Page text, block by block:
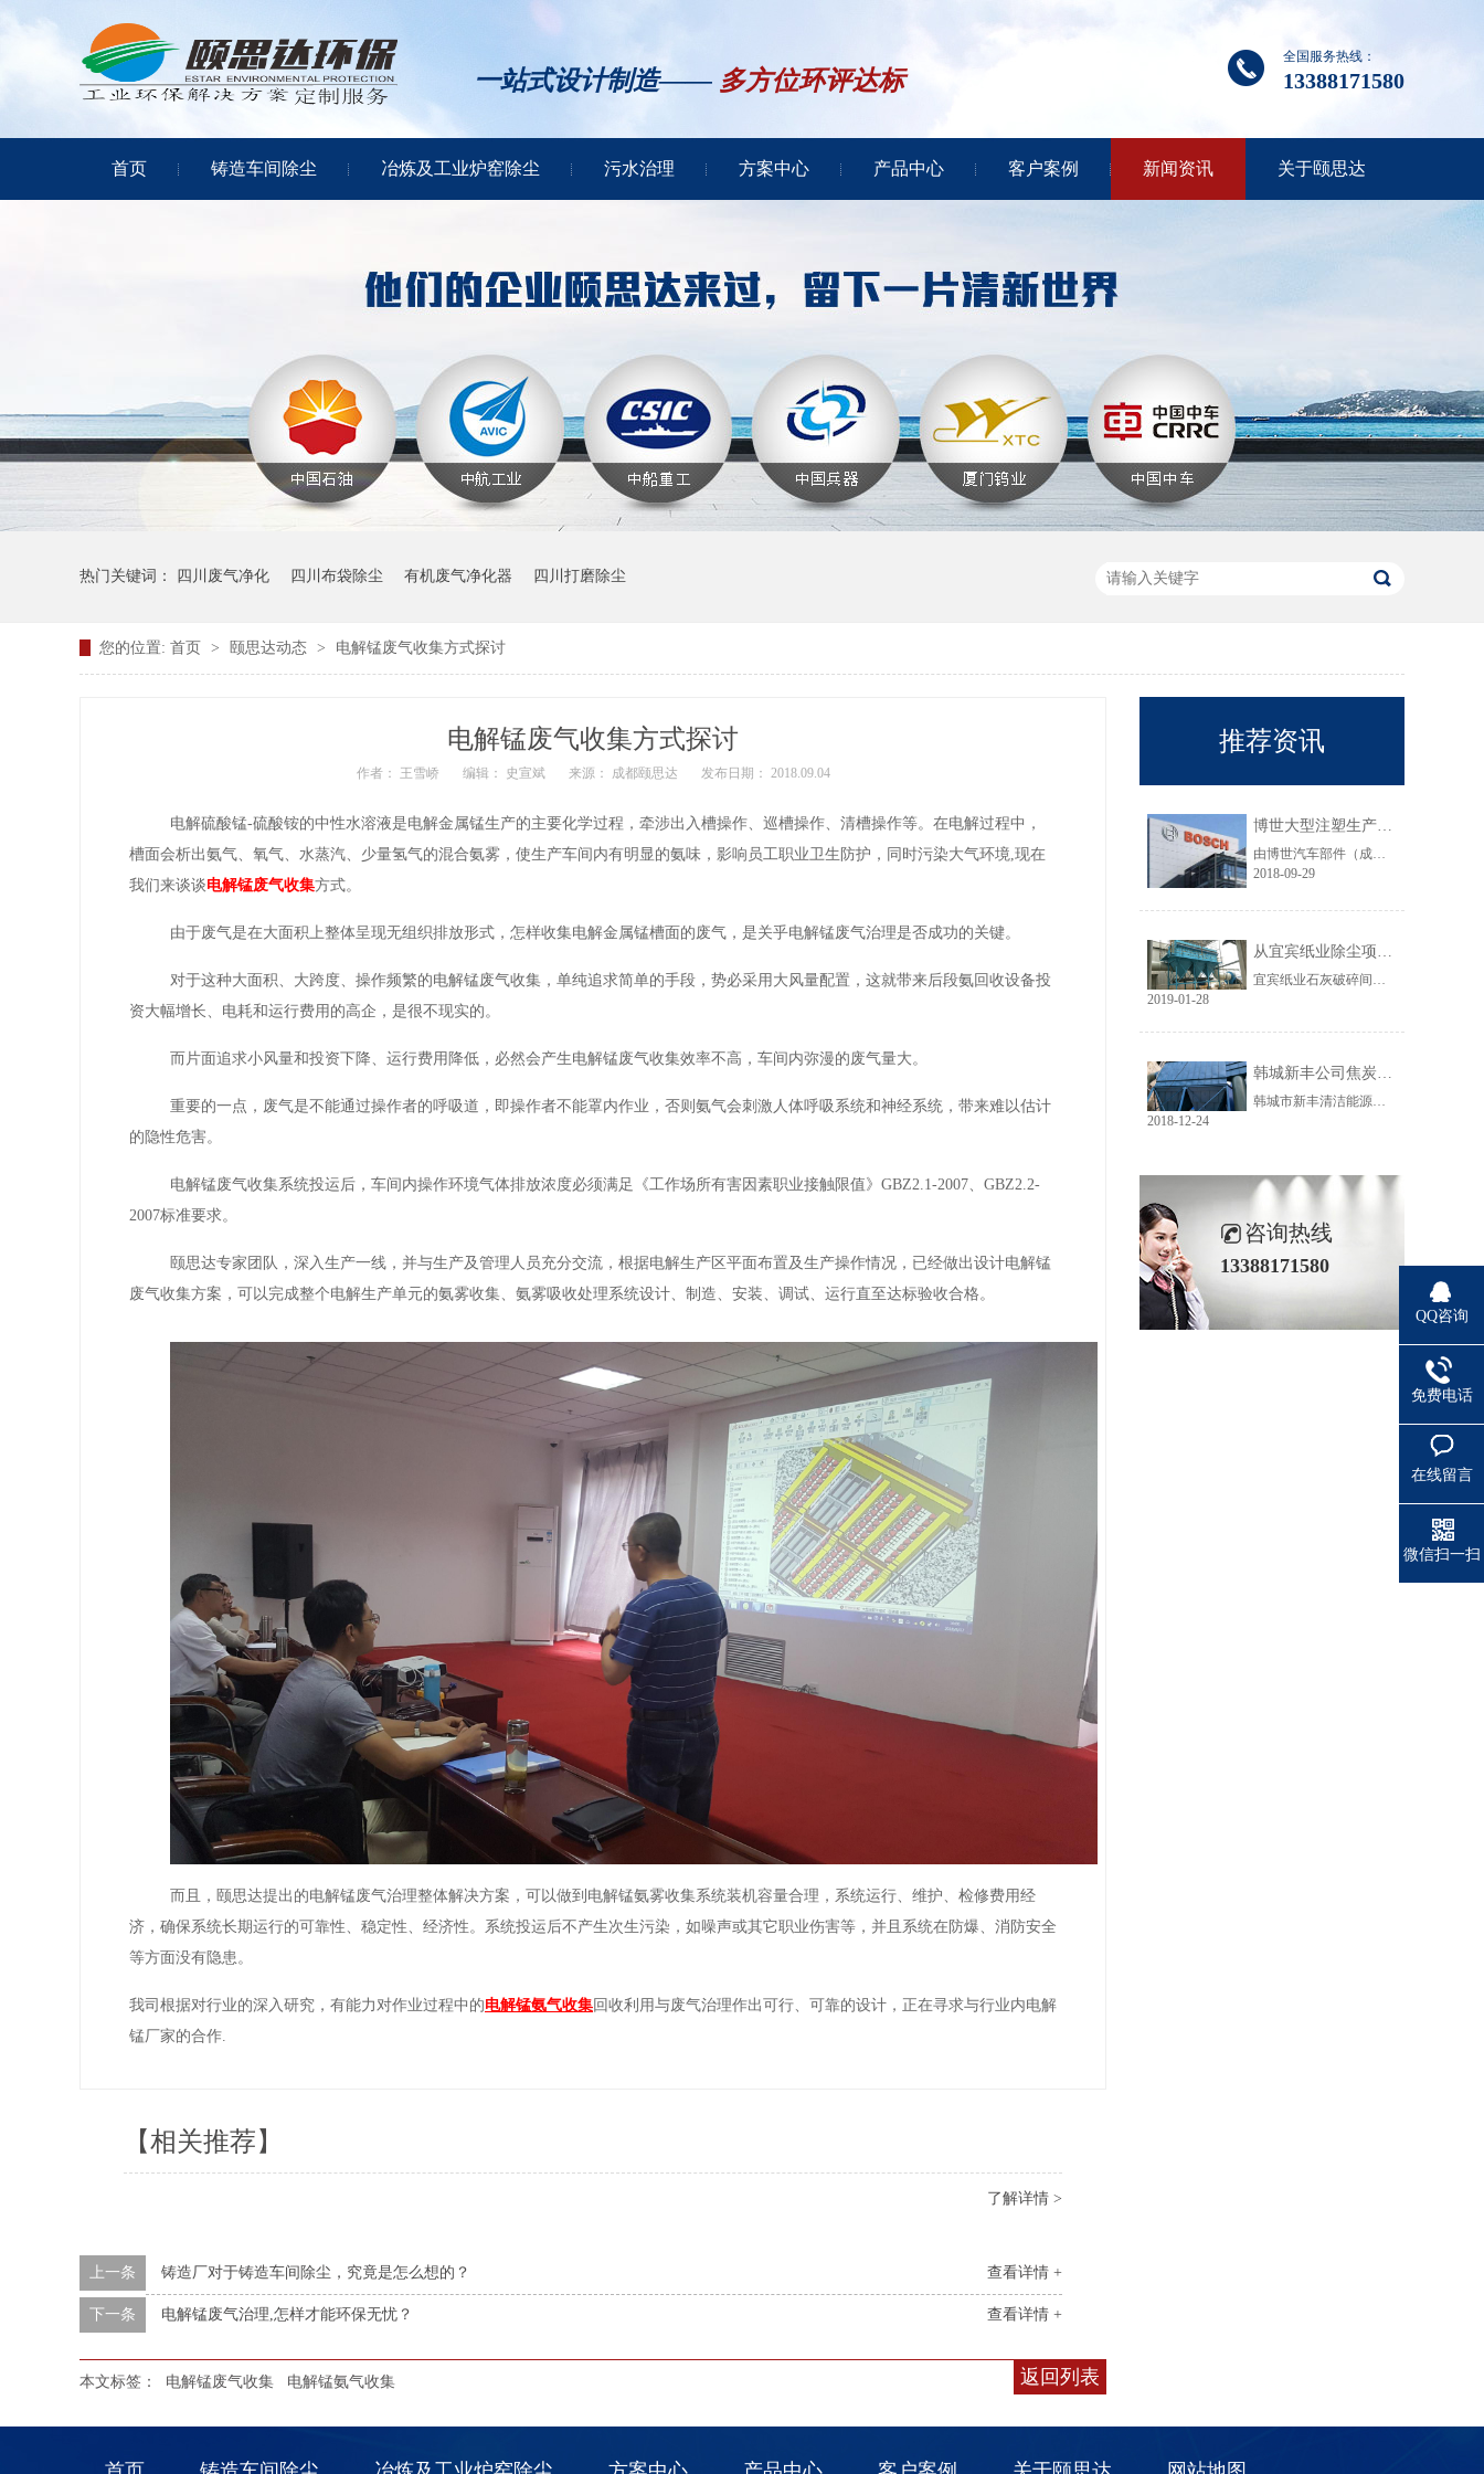
一站式设计制造—— 多方位环评达标
全国服务热线：
13388171580
首页 铸造车间除尘 冶炼及工业炉窑除尘 污水治理 方案中心 产品中心 客户案例 新闻资讯 关于颐思达
热门关键词： 四川废气净化 四川布袋除尘 有机废气净化器 四川打磨除尘
您的位置: 首页 > 颐思达动态 > 电解锰废气收集方式探讨
电解锰废气收集方式探讨
作者： 王雪峤 编辑： 史宣斌 来源： 成都颐思达 发布日期： 2018.09.04
电解硫酸锰-硫酸铵的中性水溶液是电解金属锰生产的主要化学过程，牵涉出入槽操作、巡槽操作、清槽操作等。在电解过程中，
槽面会析出氨气、氧气、水蒸汽、少量氢气的混合氨雾，使生产车间内有明显的氨味， 影响员工职业卫生防护，同时污染大气环境,现在
我们来谈谈电解锰废气收集方式。
由于废气是在大面积上整体呈现无组织排放形式，怎样收集电解金属锰槽面的废气，是关乎电解锰废气治理是否成功的关键。
对于这种大面积、大跨度、操作频繁的电解锰废气收集，单纯追求简单的手段，势必采用大风量配置，这就带来后段氨回收设备投
资大幅增长、电耗和运行费用的高企，是很不现实的。
而片面追求小风量和投资下降、运行费用降低，必然会产生电解锰废气收集效率不高，车间内弥漫的废气量大。
重要的一点，废气是不能通过操作者的呼吸道，即操作者不能罩内作业，否则氨气会刺激人体呼吸系统和神经系统，带来难以估计
的隐性危害。
电解锰废气收集系统投运后，车间内操作环境气体排放浓度必须满足《工作场所有害因素职业接触限值》GBZ2.1-2007、GBZ2.2-
2007标准要求。
颐思达专家团队，深入生产一线，并与生产及管理人员充分交流，根据电解生产区平面布置及生产操作情况，已经做出设计电解锰
废气收集方案，可以完成整个电解生产单元的氨雾收集、氨雾吸收处理系统设计、制造、安装、调试、运行直至达标验收合格。
而且，颐思达提出的电解锰废气治理整体解决方案，可以做到电解锰氨雾收集系统装机容量合理，系统运行、维护、检修费用经
济，确保系统长期运行的可靠性、稳定性、经济性。系统投运后不产生次生污染，如噪声或其它职业伤害等，并且系统在防爆、消防安全
等方面没有隐患。
我司根据对行业的深入研究，有能力对作业过程中的电解锰氨气收集回收利用与废气治理作出可行、可靠的设计，正在寻求与行业内电解
锰厂家的合作.
【相关推荐】
了解详情 >
查看详情 +
上一条 铸造厂对于铸造车间除尘，究竟是怎么想的？
查看详情 +
下一条 电解锰废气治理,怎样才能环保无忧？
返回列表
本文标签： 电解锰废气收集 电解锰氨气收集
推荐资讯
博世大型注塑生产线VOC净化工程圆满结束
由博世汽车部件（成都）有限公司委托颐思达设计、制造、安装的大型注塑生产线废气净化工程项目于近日全部竣工，试运行效果显示，运行结果完全符合设计要求。
2018-09-29
从宜宾纸业除尘项目成功范例看低成本环保
宜宾纸业石灰破碎间除尘工程于近期完工，在不足30立方的空间内集成了超过三个篮球场大小的过滤面积，处理风量达每小时7万立方，实现了小体积除尘器处理大风量，开启低成本环保的时代，给处在环保高压政策下不堪重负的企业主们带来福音......
2019-01-28
韩城新丰公司焦炭输送线除尘工程完美收官
韩城市新丰清洁能源科技有限公司隶属于上市公司黑猫焦化，焦炭输送线除尘系统于近期完美收官。该输送线共计500多米长，通过布置在高空走廊里的输送皮带连接为一条完整的生产线，过程分为投料、破碎、筛分、传送等工艺。整条输送线分四个转运站、两条分流线，将制备好的焦炭送入煤气生产工段。各个工艺阶段均有大量焦炭粉尘产生，这不仅严重影响现场职业卫生，而且因产尘点高，污染面覆盖范围广。
2018-12-24
咨询热线
13388171580
QQ咨询
免费电话
在线留言
微信扫一扫